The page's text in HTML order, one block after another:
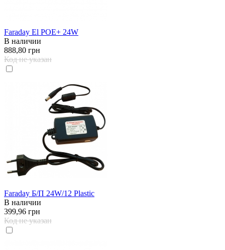
Faraday El POE+ 24W
В наличии
888,80 грн
Код не указан
Faraday Б/П 24W/12 Plastic
В наличии
399,96 грн
Код не указан